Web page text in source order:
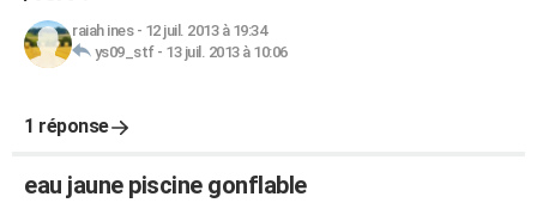
raiah ines- 12 juil. 2013 à 19:34
ys09_stf- 13 juil. 2013 à 10:06
1 réponse
eau jaune piscine gonflable